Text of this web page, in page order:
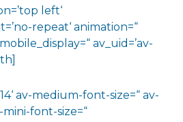
left‘
repeat‘ animation=“
av_uid=’av-
av-medium-font-size=“ av-
font-size=“